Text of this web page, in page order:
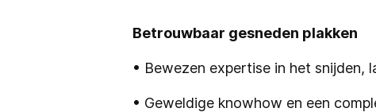
Betrouwbaar gesneden plakken
• Bewezen expertise in het snijden,
• Geweldige knowhow en een